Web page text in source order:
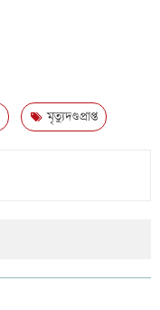
মৃত্যুদণ্ডপ্রাপ্ত